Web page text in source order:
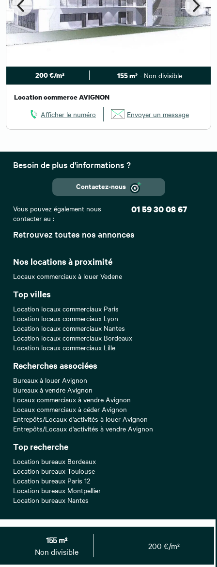
155 m²
Non divisible
200 €/m²
200 €/m² 155 m²- Non divisible
Location commerce AVIGNON
Afficher le numéro Envoyer un message
Retrouvez toutes nos annonces
Nos locations à proximité
Locaux commerciaux à louer Vedene
Top villes
Location locaux commerciaux Paris
Location locaux commerciaux Lyon
Location locaux commerciaux Nantes
Location locaux commerciaux Bordeaux
Location locaux commerciaux Lille
Recherches associées
Bureaux à louer Avignon
Bureaux à vendre Avignon
Locaux commerciaux à vendre Avignon
Locaux commerciaux à céder Avignon
Entrepôts/Locaux d'activités à louer Avignon
Entrepôts/Locaux d'activités à vendre Avignon
Top recherche
Location bureaux Bordeaux
Location bureaux Toulouse
Location bureaux Paris 12
Location bureaux Montpellier
Location bureaux Nantes
Location bureaux Aix-en-Provence
Location bureaux Paris 17
Location bureaux Paris 08
Besoin de plus d'informations ?
Contactez-nous
Vous pouvez également nous
contacter au :
01 59 30 08 67